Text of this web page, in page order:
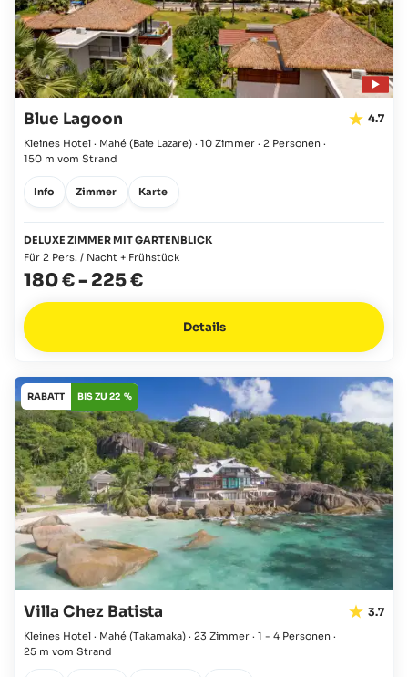
Blue Lagoon 4.7
Kleines Hotel · Mahé (Baie Lazare) · 10 Zimmer · 2 Personen ·
150 m vom Strand
Info Zimmer Karte
DELUXE ZIMMER MIT GARTENBLICK
Für 2 Pers. / Nacht + Frühstück
180 €- 225 €
Details
RABATT BIS ZU 22 %
Villa Chez Batista 3.7
Kleines Hotel · Mahé (Takamaka) · 23 Zimmer · 1 - 4 Personen ·
25 m vom Strand